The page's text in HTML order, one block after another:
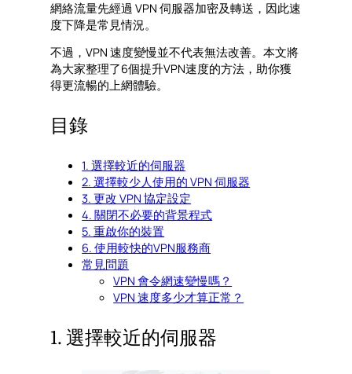
網絡流量先經過 VPN 伺服器加密及轉送，因此速
度下降是常見情況。
不過，VPN 速度變慢並不代表無法改善。本文將
為大家整理了6個提升VPN速度的方法，助你獲
得更流暢的上網體驗。
目錄
1. 選擇較近的伺服器
2. 選擇較少人使用的 VPN 伺服器
3. 更改 VPN 協定設定
4. 關閉不必要的背景程式
5. 重啟你的裝置
6. 使用較快的VPN服務商
常見問題
VPN 會令網速變慢嗎？
VPN 速度多少才算正常？
1. 選擇較近的伺服器